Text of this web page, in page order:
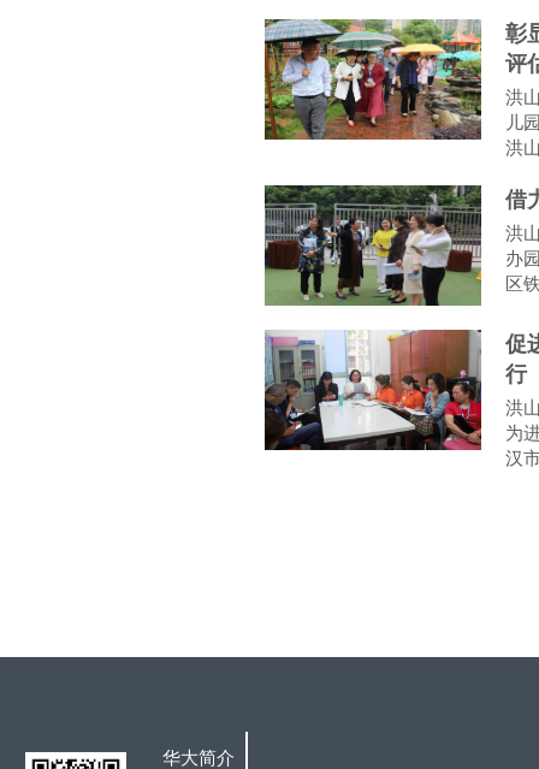
彰
评
洪
儿
洪
借
洪
办
区
促
行
洪
为
汉
华大简介